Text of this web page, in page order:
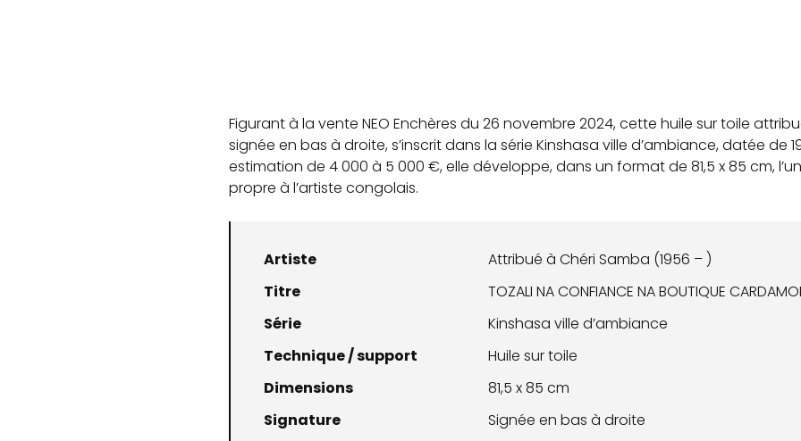
Figurant à la vente NEO Enchères du 26 novembre 2024, cette huile sur toile
signée en bas à droite, s’inscrit dans la série Kinshasa ville d’ambiance, datée de
estimation de 4 000 à 5 000 €, elle développe, dans un format de 81,5 x 85 cm,
propre à l’artiste congolais.
Artiste
Attribué à Chéri Samba (1956 – )
Titre
TOZALI NA CONFIANCE NA BOUTIQUE
Série
Kinshasa ville d’ambiance
Technique / support
Huile sur toile
Dimensions
81,5 x 85 cm
Signature
Signée en bas à droite